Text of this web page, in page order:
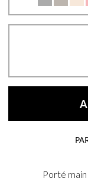
Porté